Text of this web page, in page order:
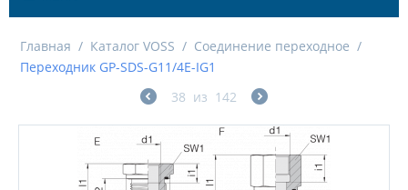
Главная / Каталог VOSS / Соединение переходное /
Переходник GP-SDS-G11/4E-IG1
38 из 142